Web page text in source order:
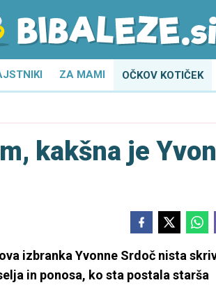
ZA MAMI OČKOV KOTIČEK
kakšna je
izbranka Yvonne Srdoč nista
in ponosa, ko sta postala starša